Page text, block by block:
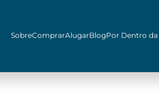
SobreComprarAlugarBlogPor Dentro